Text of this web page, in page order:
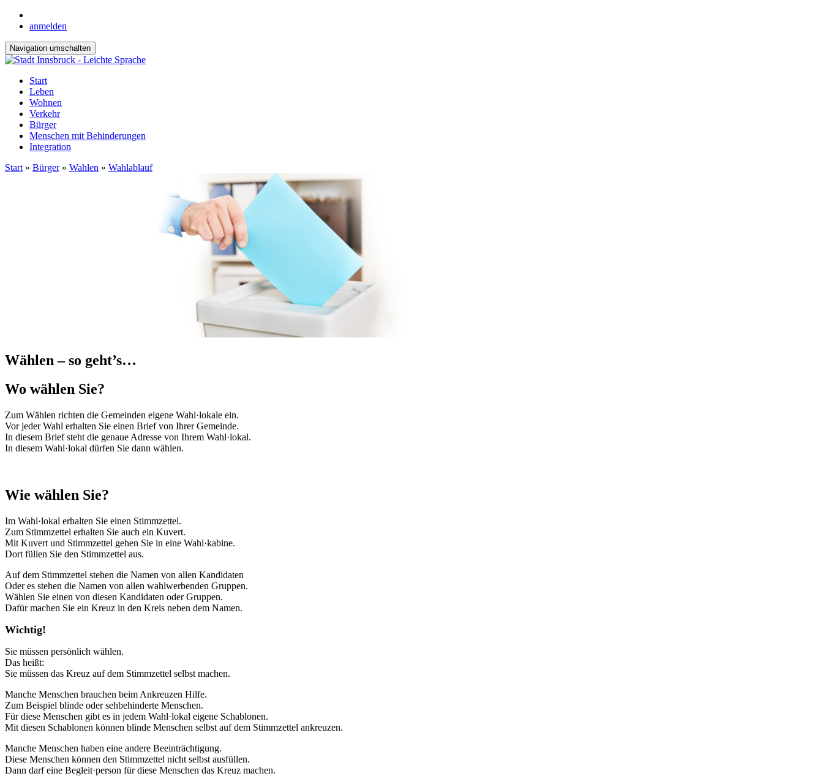
anmelden
Navigation umschalten
Start
Leben
Wohnen
Verkehr
Bürger
Menschen mit Behinderungen
Integration
Start » Bürger» Wahlen » Wahlablauf
Wählen – so geht’s…
Wo wählen Sie?
Zum Wählen richten die Gemeinden eigene Wahl·lokale ein.
Vor jeder Wahl erhalten Sie einen Brief von Ihrer Gemeinde.
In diesem Brief steht die genaue Adresse von Ihrem Wahl·lokal.
In diesem Wahl·lokal dürfen Sie dann wählen.
Wie wählen Sie?
Im Wahl·lokal erhalten Sie einen Stimmzettel.
Zum Stimmzettel erhalten Sie auch ein Kuvert.
Mit Kuvert und Stimmzettel gehen Sie in eine Wahl·kabine.
Dort füllen Sie den Stimmzettel aus.
Auf dem Stimmzettel stehen die Namen von allen Kandidaten
Oder es stehen die Namen von allen wahlwerbenden Gruppen.
Wählen Sie einen von diesen Kandidaten oder Gruppen.
Dafür machen Sie ein Kreuz in den Kreis neben dem Namen.
Wichtig!
Sie müssen persönlich wählen.
Das heißt:
Sie müssen das Kreuz auf dem Stimmzettel selbst machen.
Manche Menschen brauchen beim Ankreuzen Hilfe.
Zum Beispiel blinde oder sehbehinderte Menschen.
Für diese Menschen gibt es in jedem Wahl·lokal eigene Schablonen.
Mit diesen Schablonen können blinde Menschen selbst auf dem Stimmzettel ankreuzen.
Manche Menschen haben eine andere Beeinträchtigung.
Diese Menschen können den Stimmzettel nicht selbst ausfüllen.
Dann darf eine Begleit·person für diese Menschen das Kreuz machen.